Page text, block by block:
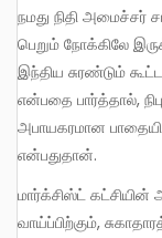
நமது நிதி அமைச்சர் சமர்ப்பித்த பட்ஜெட்டின் திசை இந்த ஐந்தையும்
பெறும் நோக்கிலே
இந்திய சுரண்டும்
என்பதை பார்த்தால்,
அபாயகரமான
என்பதுதான்.
மார்க்சிஸ்ட் கட்சியின் அரசியல் தலைமைக்குழு கிராமப்புற வேலை
வாய்ப்பிற்கும்,